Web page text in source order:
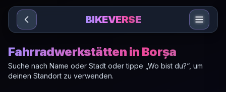
Sari la conținut
BIKEVERSE
Fahrradwerkstätten in Borșa
Suche nach Name oder Stadt oder tippe „Wo bist du?“, um
deinen Standort zu verwenden.